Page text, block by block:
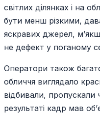
світлих ділянках і на
бути менш різкими,
яскравих джерел,
не дефект у поганому
Оператори також
обличчя виглядало
відбивали, пропускали
результаті кадр мав